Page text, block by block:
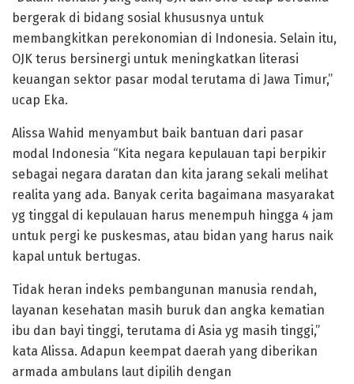
bergerak di bidang sosial khususnya untuk
membangkitkan perekonomian di Indonesia. Selain itu,
OJK terus bersinergi untuk meningkatkan literasi
keuangan sektor pasar modal terutama di Jawa Timur,”
ucap Eka.
Alissa Wahid menyambut baik bantuan dari pasar
modal Indonesia “Kita negara kepulauan tapi berpikir
sebagai negara daratan dan kita jarang sekali melihat
realita yang ada. Banyak cerita bagaimana masyarakat
yg tinggal di kepulauan harus menempuh hingga 4 jam
untuk pergi ke puskesmas, atau bidan yang harus naik
kapal untuk bertugas.
Tidak heran indeks pembangunan manusia rendah,
layanan kesehatan masih buruk dan angka kematian
ibu dan bayi tinggi, terutama di Asia yg masih tinggi,”
kata Alissa. Adapun keempat daerah yang diberikan
armada ambulans laut dipilih dengan